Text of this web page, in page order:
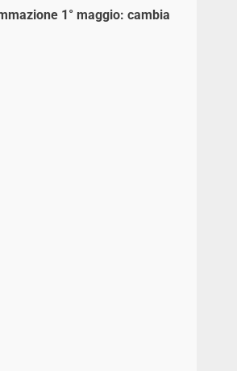
1° maggio: cambia